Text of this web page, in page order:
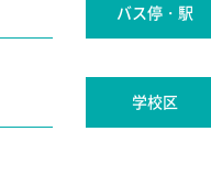
バス停・駅
学校区